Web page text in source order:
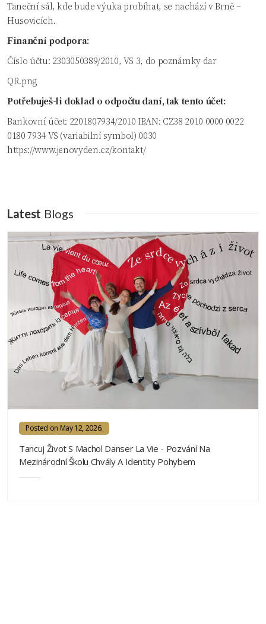
Taneční sál, kde bude výuka probíhat, se nachází v Brně –
Husovicích.
Finanční podpora:
Číslo účtu: 2303050389/2010, VS 3, do poznámky dar
QR.png
Potřebuješ-li doklad o odpočtu daní, tak tento účet:
Bankovní účet: 2201807934/2010 IBAN: CZ38 2010 0000 0022
0180 7934 VS (variabilní symbol) 0030
https://www.jenovyden.cz/kontakt/
Latest Blogs
Posted on May 12, 2026.
Tancuj Život S Machol Danser La Vie - Pozvání Na
Mezinárodní Školu Chvály A Identity Pohybem